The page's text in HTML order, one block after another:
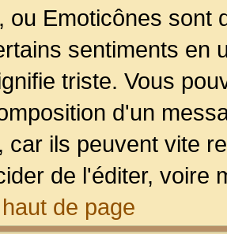
ou Emoticônes sont
sentiments en
triste. Vous
d'un
car ils peuvent vite
de l'éditer, voire
de page